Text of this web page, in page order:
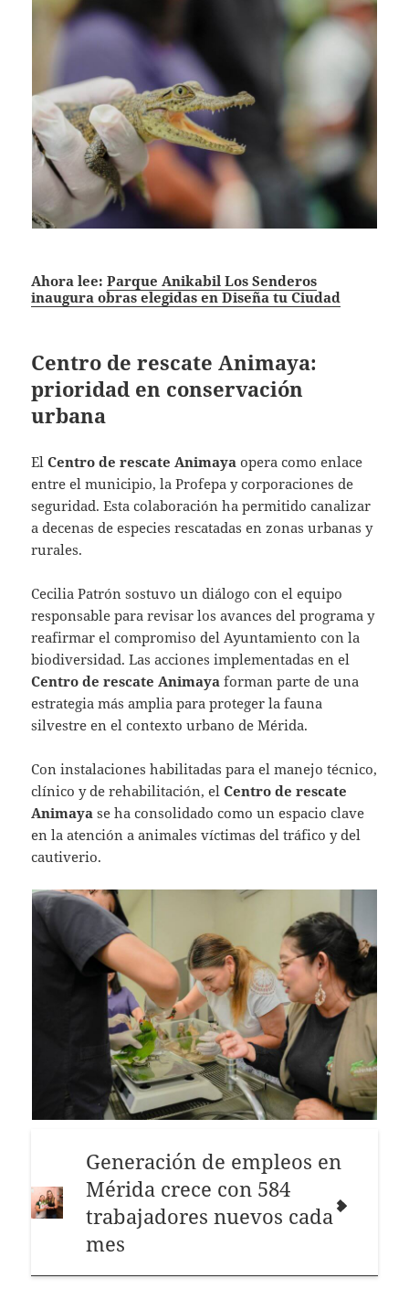
Ahora lee:Parque Anikabil Los Senderos
inaugura obras elegidas en Diseña tu Ciudad
Centro de rescate Animaya:
prioridad en conservación
urbana
ElCentro de rescate Animaya opera como enlace
entre el municipio, la Profepa y corporaciones de
seguridad. Esta colaboración ha permitido canalizar
a decenas de especies rescatadas en zonas urbanas y
rurales.
Cecilia Patrón sostuvo un diálogo con el equipo
responsable para revisar los avances del programa y
reafirmar el compromiso del Ayuntamiento con la
biodiversidad. Las acciones implementadas en el
Centro de rescate Animaya forman parte de una
estrategia más amplia para proteger la fauna
silvestre en el contexto urbano de Mérida.
Con instalaciones habilitadas para el manejo técnico,
clínico y de rehabilitación, elCentro de rescate
Animaya se ha consolidado como un espacio clave
en la atención a animales víctimas del tráfico y del
cautiverio.
Generación de empleos en
Mérida crece con 584
trabajadores nuevos cada
mes